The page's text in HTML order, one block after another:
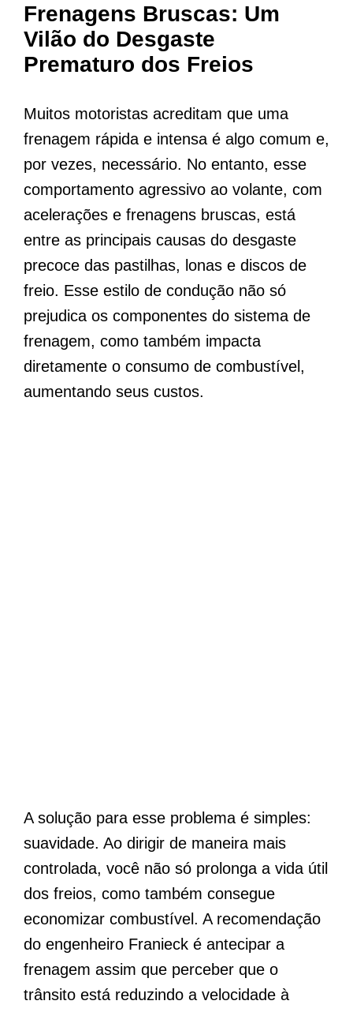
Frenagens Bruscas: Um
Vilão do Desgaste
Prematuro dos Freios
Muitos motoristas acreditam que uma
frenagem rápida e intensa é algo comum e,
por vezes, necessário. No entanto, esse
comportamento agressivo ao volante, com
acelerações e frenagens bruscas, está
entre as principais causas do desgaste
precoce das pastilhas, lonas e discos de
freio. Esse estilo de condução não só
prejudica os componentes do sistema de
frenagem, como também impacta
diretamente o consumo de combustível,
aumentando seus custos.
A solução para esse problema é simples:
suavidade. Ao dirigir de maneira mais
controlada, você não só prolonga a vida útil
dos freios, como também consegue
economizar combustível. A recomendação
do engenheiro Franieck é antecipar a
frenagem assim que perceber que o
trânsito está reduzindo a velocidade à